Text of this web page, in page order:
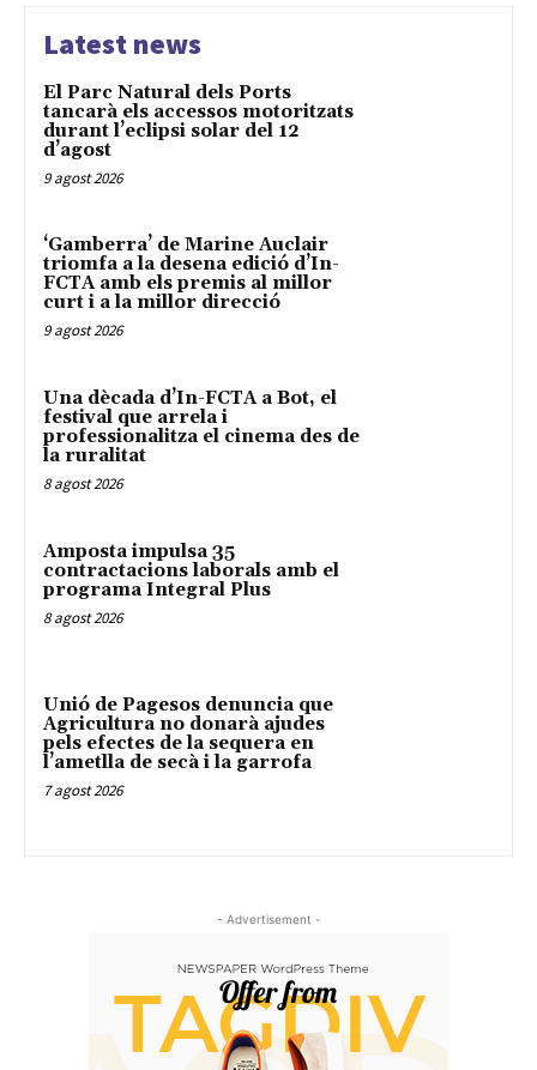
Latest news
El Parc Natural dels Ports
tancarà els accessos motoritzats
durant l’eclipsi solar del 12
d’agost
9 agost 2026
‘Gamberra’ de Marine Auclair
triomfa a la desena edició d’In-
FCTA amb els premis al millor
curt i a la millor direcció
9 agost 2026
Una dècada d’In-FCTA a Bot, el
festival que arrela i
professionalitza el cinema des de
la ruralitat
8 agost 2026
Amposta impulsa 35
contractacions laborals amb el
programa Integral Plus
8 agost 2026
Unió de Pagesos denuncia que
Agricultura no donarà ajudes
pels efectes de la sequera en
l’ametlla de secà i la garrofa
7 agost 2026
- Advertisement -